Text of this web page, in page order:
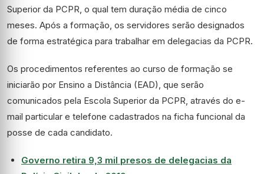
Superior da PCPR, o qual tem duração média de cinco
meses. Após a formação, os servidores serão designados
de forma estratégica para trabalhar em delegacias da PCPR.
Os procedimentos referentes ao curso de formação se
iniciarão por Ensino a Distância (EAD), que serão
comunicados pela Escola Superior da PCPR, através do e-
mail particular e telefone cadastrados na ficha funcional da
posse de cada candidato.
Governo retira 9,3 mil presos de delegacias da